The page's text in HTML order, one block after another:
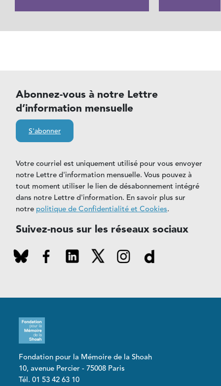
Abonnez-vous à notre Lettre
d’information mensuelle
S'abonner
Votre courriel est uniquement utilisé pour vous envoyer
notre Lettre d'information mensuelle. Vous pouvez à
tout moment utiliser le lien de désabonnement intégré
dans notre Lettre d'information. En savoir plus sur
notre politique de Confidentialité et Cookies.
Suivez-nous sur les réseaux sociaux
Fondation pour la Mémoire de la Shoah
10, avenue Percier - 75008 Paris
Tél. 01 53 42 63 10